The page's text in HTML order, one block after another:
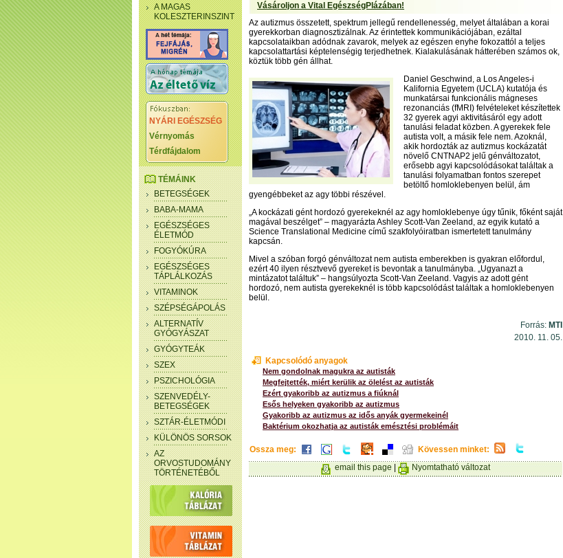
A MAGAS
KOLESZTERINSZINT
NYÁRI EGÉSZSÉG
Vérnyomás
Térdfájdalom
TÉMÁINK
BETEGSÉGEK
BABA-MAMA
EGÉSZSÉGES
ÉLETMÓD
FOGYÓKÚRA
EGÉSZSÉGES
TÁPLÁLKOZÁS
VITAMINOK
SZÉPSÉGÁPOLÁS
ALTERNATÍV
GYÓGYÁSZAT
GYÓGYTEÁK
SZEX
PSZICHOLÓGIA
SZENVEDÉLY-
BETEGSÉGEK
SZTÁR-ÉLETMÓDI
KÜLÖNÖS SORSOK
AZ
ORVOSTUDOMÁNY
TÖRTÉNETÉBŐL
Vásároljon a Vital EgészségPlázában!
Az autizmus összetett, spektrum jellegű rendellenesség, melyet általában a korai
gyerekkorban diagnosztizálnak. Az érintettek kommunikációjában, ezáltal
kapcsolataikban adódnak zavarok, melyek az egészen enyhe fokozattól a teljes
kapcsolattartási képtelenségig terjedhetnek. Kialakulásának hátterében számos ok,
köztük több gén állhat.
Daniel Geschwind, a Los Angeles-i
Kalifornia Egyetem (UCLA) kutatója és
munkatársai funkcionális mágneses
rezonanciás (fMRI) felvételeket készítettek
32 gyerek agyi aktivitásáról egy adott
tanulási feladat közben. A gyerekek fele
autista volt, a másik fele nem. Azoknál,
akik hordozták az autizmus kockázatát
növelő CNTNAP2 jelű génváltozatot,
erősebb agyi kapcsolódásokat találtak a
tanulási folyamatban fontos szerepet
betöltő homloklebenyen belül, ám
gyengébbeket az agy többi részével.
„A kockázati gént hordozó gyerekeknél az agy homloklebenye úgy tűnik, főként saját
magával beszélget” – magyarázta Ashley Scott-Van Zeeland, az egyik kutató a
Science Translational Medicine című szakfolyóiratban ismertetett tanulmány
kapcsán.
Mivel a szóban forgó génváltozat nem autista emberekben is gyakran előfordul,
ezért 40 ilyen résztvevő gyereket is bevontak a tanulmányba. „Ugyanazt a
mintázatot találtuk” – hangsúlyozta Scott-Van Zeeland. Vagyis az adott gént
hordozó, nem autista gyerekeknél is több kapcsolódást találtak a homloklebenyen
belül.
Forrás: MTI
2010. 11. 05.
Kapcsolódó anyagok
Nem gondolnak magukra az autisták
Megfejtették, miért kerülik az ölelést az autisták
Ezért gyakoribb az autizmus a fiúknál
Esős helyeken gyakoribb az autizmus
Gyakoribb az autizmus az idős anyák gyermekeinél
Baktérium okozhatja az autisták emésztési problémáit
Ossza meg:
Kövessen minket:
email this page
Nyomtatható változat